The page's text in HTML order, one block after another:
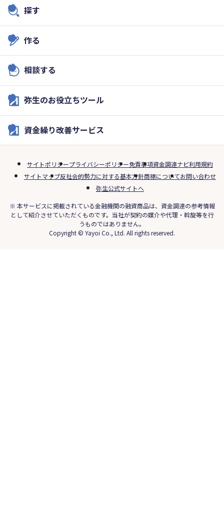
探す
作る
相談する
弥生のお役立ちツール
資金繰り改善サービス
サイトポリシープライバシーポリシー免責事項資金調達ナビ利用規約
サイトマップ反社会的勢力に対する基本方針商標についてお問い合わせ
弥生公式サイトへ
※ 本サービスに掲載されている金融機関の融資商品は、資金調達の参考情報
として紹介させていただくものです。当社が契約の媒介や代理・斡旋等を行
うものではありません。
Copyright © Yayoi Co., Ltd. All rights reserved.